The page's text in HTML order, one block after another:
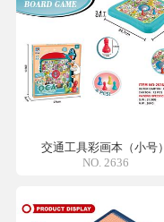
交通工具彩画本（小号）
NO. 2636